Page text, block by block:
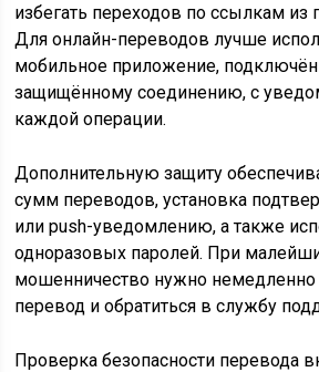
избегать переходов по ссылкам из
Для онлайн-переводов лучше
мобильное приложение,
защищённому соединению, с
каждой операции.
Дополнительную защиту
сумм переводов, установка
или push-уведомлению, а также
одноразовых паролей. При
мошенничество нужно немедленно
перевод и обратиться в службу
Проверка безопасности перевода